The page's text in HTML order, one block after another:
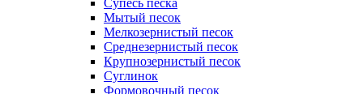
Супесь песка
Мытый песок
Мелкозернистый песок
Среднезернистый песок
Крупнозернистый песок
Суглинок
Формовочный песок